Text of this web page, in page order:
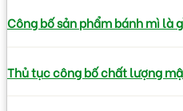
Công bố sản phẩm bánh mì là
Thủ tục công bố chất lượng